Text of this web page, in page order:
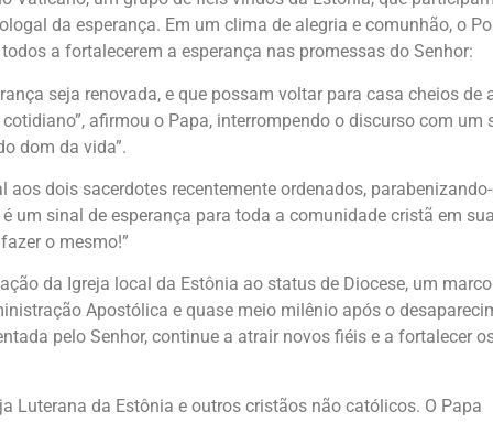
da esperança. Em um clima de alegria e comunhão, o
a fortalecerem a esperança nas promessas do Senhor:
seja renovada, e que possam voltar para casa cheios de
afirmou o Papa, interrompendo o discurso com um
dom da vida”.
dois sacerdotes recentemente ordenados,
um sinal de esperança para toda a comunidade cristã em
o mesmo!”
da Igreja local da Estônia ao status de Diocese, um marco
Apostólica e quase meio milênio após o
pelo Senhor, continue a atrair novos fiéis e a fortalecer
Luterana da Estônia e outros cristãos não católicos. O Papa